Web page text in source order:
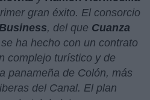
gran éxito. El consorcio
, del que Cuanza
ha hecho con un contrato
complejo turístico y de
panameña de Colón, más
del Canal. El plan